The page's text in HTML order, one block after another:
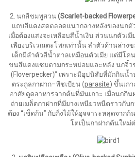
2. นกสีชมพูสวน (Scarlet-backed
แถบสีแดงสดตลอดแนวกลางหลังของนก
เมื่อต้องแสงจะเหลือบสีน้ำเงิน ส่วนนกตัวเ
เพียงบริเวณตะโพกเท่านั้น ลำตัวด้านล่าง
เด็กมีลำตัวสีน้ำตาลเหมือนตัวเมีย แต่มีโค
ขนสีแดงแซมตามกระหม่อมและหลัง นกจิ๋ว
(Floverpecker)” เพราะมีอุปนิสัยที่มักกินน้
ตระกูลกาฝาก–พืชเบียน (parasite) ขึ้นเก
อาศัยดูดอาหารจากต้นที่มันเกาะ เมื่อนกกิ
ถ่ายเมล็ดกาฝากที่มียางเหนียวหนืดราวกับ
ต้อง “เช็ดก้น” กับกิ่งไม้ให้อุจจาระหลุดจาก
โตเป็นกาฝากต้นใหม่